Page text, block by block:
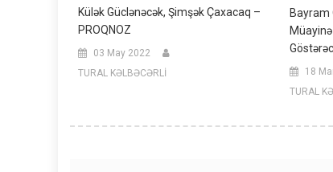
Külək Güclənəcək, Şimşək Çaxacaq –
PROQNOZ
03 May 2022
TURAL KƏLBƏCƏRLİ
Bayram
18
TURAL